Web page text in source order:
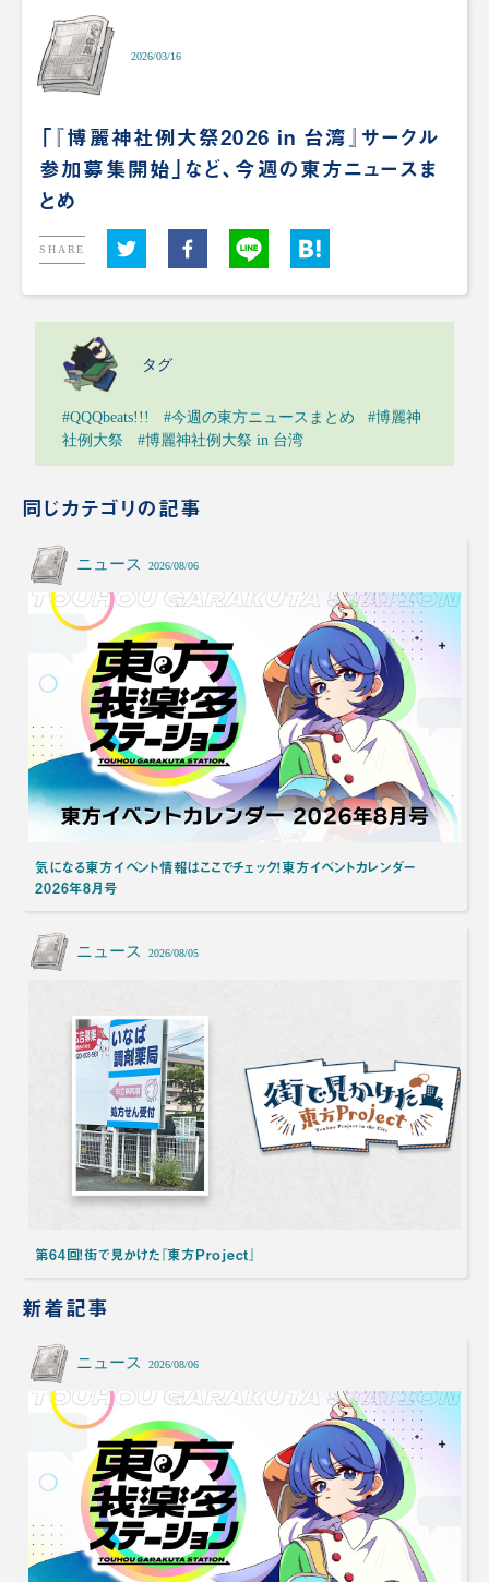
2026/03/16
「『博麗神社例大祭2026 in 台湾』サークル
参加募集開始」など、今週の東方ニュースま
とめ
SHARE
タグ
#QQQbeats!!! #今週の東方ニュースまとめ
#博麗神
社例大祭
#博麗神社例大祭 in 台湾
同じカテゴリの記事
ニュース 2026/08/06
気になる東方イベント情報はここでチェック！東方イベントカレンダー
2026年8月号
ニュース 2026/08/05
第64回！街で見かけた『東方Project』
新着記事
ニュース 2026/08/06